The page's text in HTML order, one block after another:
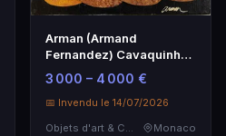
Arman (Armand
Fernandez) Cavaquinho
Accumulatio - Œuvre
d'art unique
3 000 – 4 000 €
📅 Invendu le 14/07/2026
Objets d'art & Curiosités
Monaco